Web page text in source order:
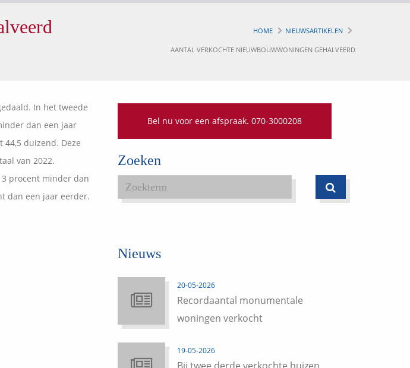
HOME NIEUWSARTIKELEN
AANTAL VERKOCHTE NIEUWBOUWWONINGEN GEHALVEERD
In het tweede
dan een jaar
duizend. Deze
van 2022.
procent minder dan
dan een jaar eerder.
Bel nu voor een afspraak. 070-3000208
Zoeken
Nieuws
20-05-2026
Recordaantal monumentale
woningen verkocht
19-05-2026